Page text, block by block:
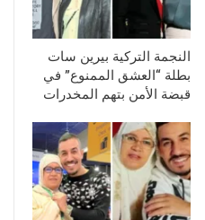
النجمة التركية بيرين سات
بطلة “العشق الممنوع” في
قبضة الأمن بتهم المخدرات